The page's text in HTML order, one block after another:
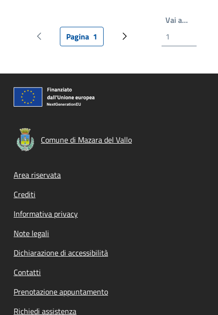
Pagina precedentePagina attuale
Pagina 1 Prossima pagina
Vai a…
Comune di Mazara del Vallo
Footer menu
Area riservata
Crediti
Informativa privacy
Note legali
Dichiarazione di accessibilità
Contatti
Prenotazione appuntamento
Richiedi assistenza